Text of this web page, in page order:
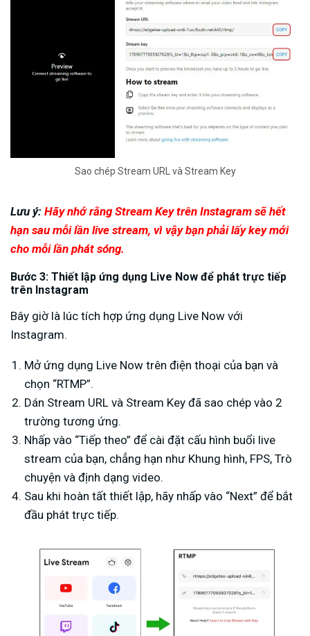
Sao chép Stream URL và Stream Key
Lưu ý: Hãy nhớ rằng Stream Key trên Instagram sẽ hết
hạn sau mỗi lần live stream, vì vậy bạn phải lấy key mới
cho mỗi lần phát sóng.
Bước 3: Thiết lập ứng dụng Live Now để phát trực tiếp
trên Instagram
Bây giờ là lúc tích hợp ứng dụng Live Now với
Instagram.
Mở ứng dụng Live Now trên điện thoại của bạn và
chọn “RTMP”.
Dán Stream URL và Stream Key đã sao chép vào 2
trường tương ứng.
Nhấp vào “Tiếp theo” để cài đặt cấu hình buổi live
stream của bạn, chẳng hạn như Khung hình, FPS, Trò
chuyện và định dạng video.
Sau khi hoàn tất thiết lập, hãy nhấp vào “Next” để bắt
đầu phát trực tiếp.